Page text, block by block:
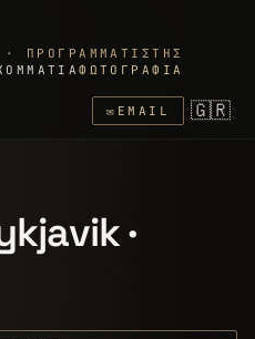
ΠΡΟΓΡΑΜΜΑΤΙΣΤΉΣ
ΦΩΤΟΓΡΑΦΊΑ
✉ EMAIL 🇬🇷
·